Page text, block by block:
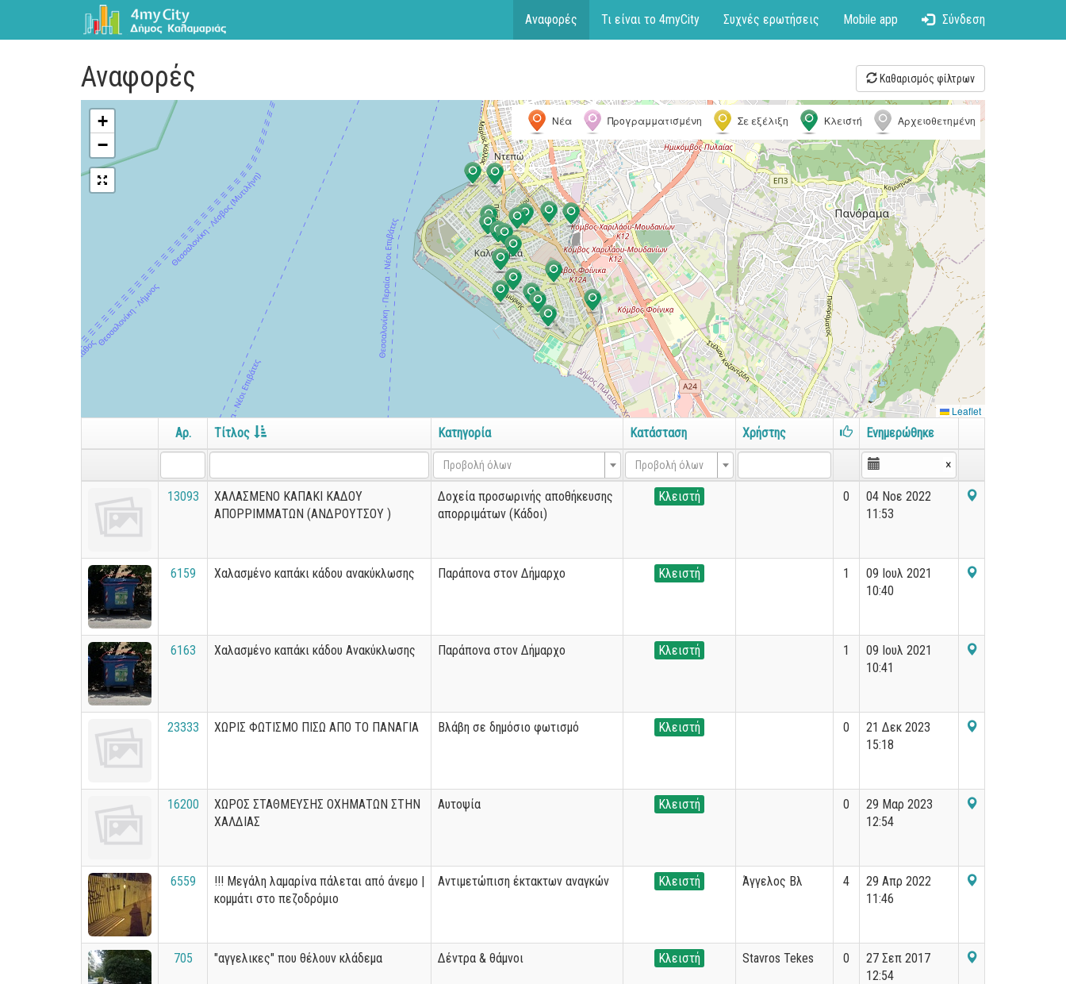
Αναφορές Τι είναι το 4myCity Συχνές ερωτήσεις Mobile app Σύνδεση
Αναφορές Καθαρισμός φίλτρων
+
−
Νέα Προγραμματισμένη Σε εξέλιξη Κλειστή Αρχειοθετημένη
Leaflet
Αρ. Τίτλος Κατηγορία Κατάσταση Χρήστης Ενημερώθηκε
Προβολή όλων Προβολή όλων ×
13093
ΧΑΛΑΣΜΕΝΟ ΚΑΠΑΚΙ ΚΑΔΟΥ
ΑΠΟΡΡΙΜΜΑΤΩΝ (ΑΝΔΡΟΥΤΣΟΥ )
Δοχεία προσωρινής αποθήκευσης
απορριμάτων (Κάδοι)
Κλειστή 0
04 Νοε 2022
11:53
6159 Χαλασμένο καπάκι κάδου ανακύκλωσης Παράπονα στον Δήμαρχο Κλειστή 1
09 Ιουλ 2021
10:40
6163 Χαλασμένο καπάκι κάδου Ανακύκλωσης Παράπονα στον Δήμαρχο Κλειστή 1
09 Ιουλ 2021
10:41
23333 ΧΩΡΙΣ ΦΩΤΙΣΜΟ ΠΙΣΩ ΑΠΟ ΤΟ ΠΑΝΑΓΙΑ Βλάβη σε δημόσιο φωτισμό Κλειστή 0
21 Δεκ 2023
15:18
16200
ΧΩΡΟΣ ΣΤΑΘΜΕΥΣΗΣ ΟΧΗΜΑΤΩΝ ΣΤΗΝ
ΧΑΛΔΙΑΣ
Αυτοψία Κλειστή 0
29 Μαρ 2023
12:54
6559
!!! Μεγάλη λαμαρίνα πάλεται από άνεμο |
κομμάτι στο πεζοδρόμιο
Αντιμετώπιση έκτακτων αναγκών Κλειστή Άγγελος Βλ 4
29 Απρ 2022
11:46
705 "αγγελικες" που θέλουν κλάδεμα Δέντρα & θάμνοι Κλειστή Stavros Tekes 0
27 Σεπ 2017
12:54